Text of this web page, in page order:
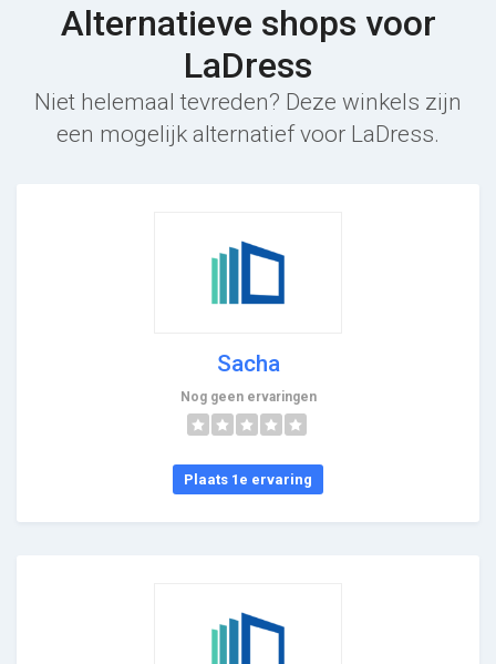
Alternatieve shops voor
LaDress
Niet helemaal tevreden? Deze winkels zijn
een mogelijk alternatief voor LaDress.
Sacha
Nog geen ervaringen
Plaats 1e ervaring